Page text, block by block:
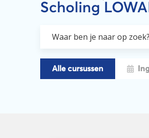
Scholing
Alle cursussen